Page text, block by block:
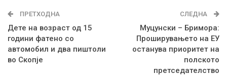
ПРЕТХОДНА
Дете на возраст од 15
години фатено со
автомобил и два пиштоли
во Скопје
СЛЕДНА
Mуцунски – Бримора:
Проширувањето на ЕУ
останува приоритет на
полското
претседателство